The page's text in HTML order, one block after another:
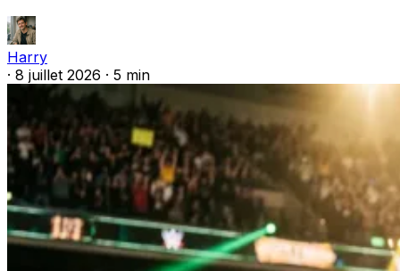
Harry
· 8 juillet 2026 · 5 min